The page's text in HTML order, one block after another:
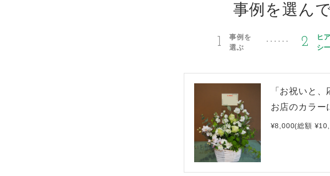
事例を選ん
1
事例を
選ぶ
2
ヒ
シ
「お祝いと
お店のカラー
¥8,000(総額